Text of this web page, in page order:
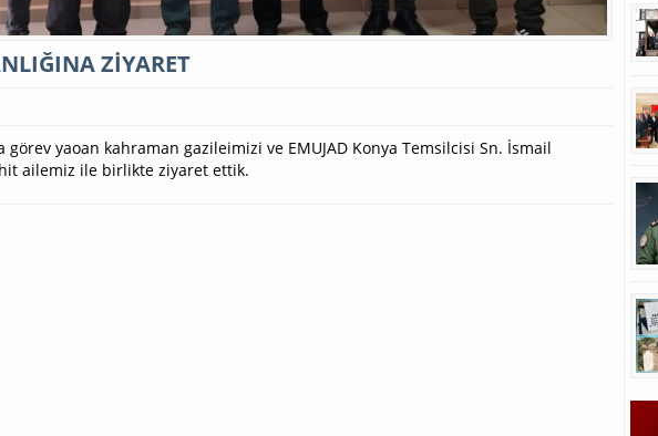
ZİYARET
görev yaoan kahraman gazileimizi ve EMUJAD Konya Temsilcisi Sn. İsmail
ailemiz ile birlikte ziyaret ettik.